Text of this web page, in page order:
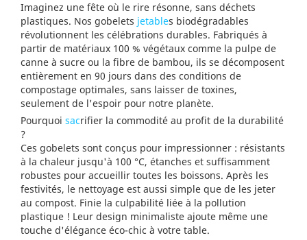
Imaginez une fête où le rire résonne, sans déchets
plastiques. Nos gobelets jetables biodégradables
révolutionnent les célébrations durables. Fabriqués à
partir de matériaux 100 % végétaux comme la pulpe de
canne à sucre ou la fibre de bambou, ils se décomposent
entièrement en 90 jours dans des conditions de
compostage optimales, sans laisser de toxines,
seulement de l'espoir pour notre planète.
Pourquoi sacrifier la commodité au profit de la durabilité
?
Ces gobelets sont conçus pour impressionner : résistants
à la chaleur jusqu'à 100 °C, étanches et suffisamment
robustes pour accueillir toutes les boissons. Après les
festivités, le nettoyage est aussi simple que de les jeter
au compost. Finie la culpabilité liée à la pollution
plastique ! Leur design minimaliste ajoute même une
touche d'élégance éco-chic à votre table.